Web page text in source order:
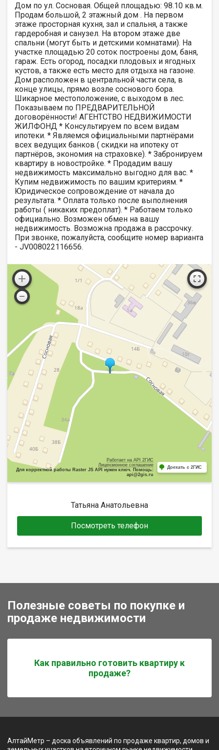
Дом по ул. Сосновая. Общей площадью: 98.10 кв.м.
Продам большой, 2 этажный дом . На первом
этаже просторная кухня, зал и спальня, а также
гардеробная и санузел. На втором этаже две
спальни (могут быть и детскими комнатами). На
участке площадью 20 соток построены дом, баня,
гараж. Есть огород, посадки плодовых и ягодных
кустов, а также есть место для отдыха на газоне.
Дом расположен в центральной части села, в
конце улицы, прямо возле соснового бора.
Шикарное местоположение, с выходом в лес.
Показываем по ПРЕДВАРИТЕЛЬНОЙ
договорённости! АГЕНТСТВО НЕДВИЖИМОСТИ
ЖИЛФОНД * Консультируем по всем видам
ипотеки. * Являемся официальными партнёрами
всех ведущих банков ( скидки на ипотеку от
партнёров, экономия на страховке). * Забронируем
квартиру в новостройке. * Продадим вашу
недвижимость максимально выгодно для вас. *
Купим недвижимость по вашим критериям. *
Юридическое сопровождение от начала до
результата. * Оплата только после выполнения
работы ( никаких предоплат). * Работаем только
официально. Возможен обмен на вашу
недвижимость. Возможна продажа в рассрочку.
При звонке, пожалуйста, сообщите номер варианта
- JV008022116656.
Работает на API 2ГИС
Лицензионное соглашение
Для корректной работы Raster JS API нужен ключ. Помощь:
api@2gis.ru
Доехать с 2ГИС
Татьяна Анатольевна
Посмотреть телефон
Полезные советы по покупке и
продаже недвижимости
Как правильно готовить квартиру к
продаже?
АлтайМетр – доска объявлений по продаже квартир, домов и